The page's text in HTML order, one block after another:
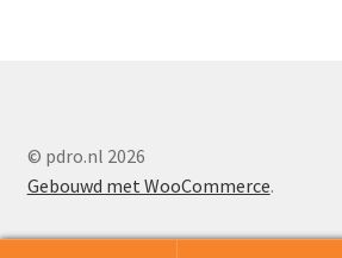
© pdro.nl 2026
Gebouwd met WooCommerce.